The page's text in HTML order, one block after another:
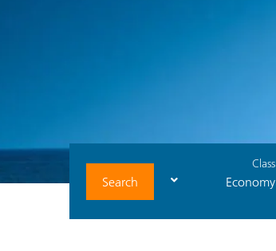
Class
Economy
Search